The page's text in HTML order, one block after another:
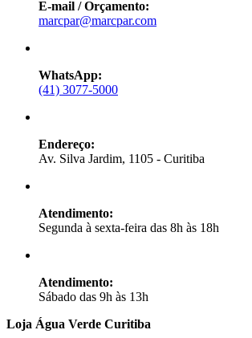
E-mail / Orçamento:
marcpar@marcpar.com
WhatsApp:
(41) 3077-5000
Endereço:
Av. Silva Jardim, 1105 - Curitiba
Atendimento:
Segunda à sexta-feira das 8h às 18h
Atendimento:
Sábado das 9h às 13h
Loja Água Verde Curitiba